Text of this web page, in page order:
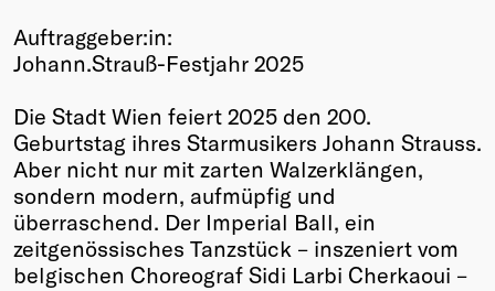
Past
Annual
Auftraggeber:in:
Johann.Strauß-Festjahr 2025
Die Stadt Wien feiert 2025 den 200.
Geburtstag ihres Starmusikers Johann Strauss.
Aber nicht nur mit zarten Walzerklängen,
sondern modern, aufmüpfig und
überraschend. Der Imperial Ball, ein
zeitgenössisches Tanzstück – inszeniert vom
belgischen Choreograf Sidi Larbi Cherkaoui –